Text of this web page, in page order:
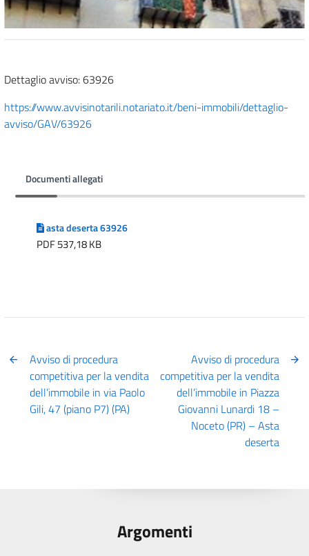
Dettaglio avviso: 63926
https://www.avvisinotarili.notariato.it/beni-immobili/dettaglio-
avviso/GAV/63926
Documenti allegati
asta deserta 63926
PDF 537,18 KB
Avviso di procedura
competitiva per la vendita
dell’immobile in via Paolo
Gili, 47 (piano P7) (PA)
Avviso di procedura
competitiva per la vendita
dell’immobile in Piazza
Giovanni Lunardi 18 –
Noceto (PR) – Asta
deserta
Argomenti